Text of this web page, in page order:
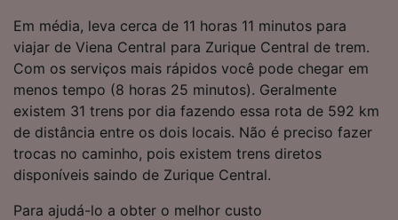
Em média, leva cerca de 11 horas 11 minutos para
viajar de Viena Central para Zurique Central de trem.
Com os serviços mais rápidos você pode chegar em
menos tempo (8 horas 25 minutos). Geralmente
existem 31 trens por dia fazendo essa rota de 592 km
de distância entre os dois locais. Não é preciso fazer
trocas no caminho, pois existem trens diretos
disponíveis saindo de Zurique Central.
Para ajudá-lo a obter o melhor custo